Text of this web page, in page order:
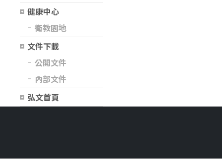
健康中心
衛教園地
文件下載
公開文件
內部文件
弘文首頁